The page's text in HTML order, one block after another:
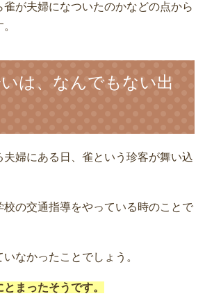
雀が夫婦になついたのかなどの点から
は、なんでもない出
婦にある日、雀という珍客が舞い込
校の交通指導をやっている時のことで
なかったことでしょう。
まったそうです。